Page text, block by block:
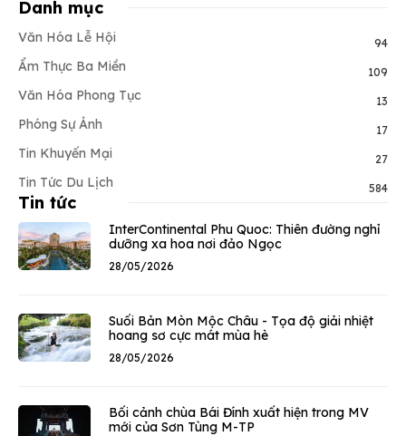
Danh mục
Văn Hóa Lễ Hội 94
Ẩm Thực Ba Miền 109
Văn Hóa Phong Tục 13
Phóng Sự Ảnh 17
Tin Khuyến Mại 27
Tin Tức Du Lịch 584
Tin tức
InterContinental Phu Quoc: Thiên đường nghỉ
dưỡng xa hoa nơi đảo Ngọc
28/05/2026
Suối Bản Mòn Mộc Châu - Tọa độ giải nhiệt
hoang sơ cực mát mùa hè
28/05/2026
Bối cảnh chùa Bái Đính xuất hiện trong MV
mới của Sơn Tùng M-TP